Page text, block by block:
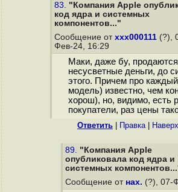
83. "Компания Apple
код ядра и системных
компонентов..."
Сообщение от xxx000111 (?),
Фев-24, 16:29
Маки, даже бу, продаются
несусветные деньги, до
этого. Причем про
модель) известно, чем
хорош), но, видимо, есть
покупатели, раз цены
Ответить Правка| Наверх
89. "Компания Apple
опубликовала код ядра и
системных
Сообщение от нах. (?), 07-